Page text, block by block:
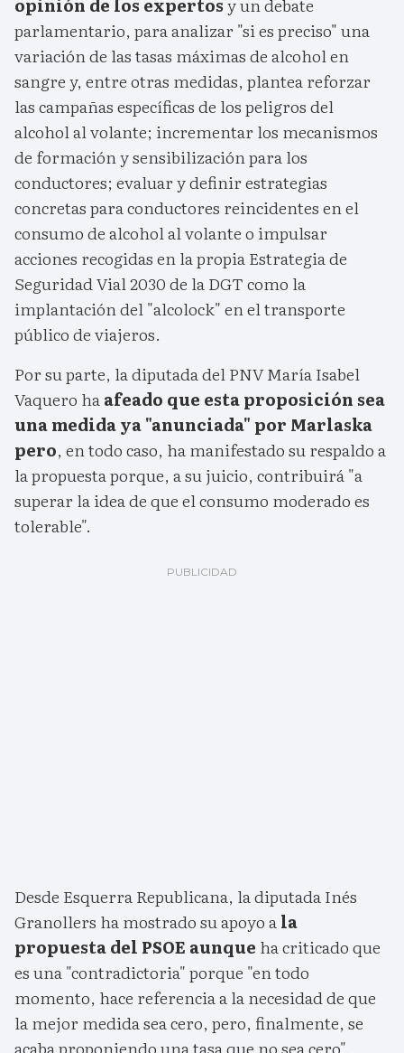
opinión de los expertosy un debate
parlamentario, para analizar "si es preciso" una
variación de las tasas máximas de alcohol en
sangre y, entre otras medidas, plantea reforzar
las campañas específicas de los peligros del
alcohol al volante; incrementar los mecanismos
de formación y sensibilización para los
conductores; evaluar y definir estrategias
concretas para conductores reincidentes en el
consumo de alcohol al volante o impulsar
acciones recogidas en la propia Estrategia de
Seguridad Vial 2030 de la DGT como la
implantación del "alcolock" en el transporte
público de viajeros.
Por su parte, la diputada del PNV María Isabel
Vaquero haafeado que esta proposición sea
una medida ya "anunciada" por Marlaska
pero, en todo caso, ha manifestado su respaldo a
la propuesta porque, a su juicio, contribuirá "a
superar la idea de que el consumo moderado es
tolerable".
Desde Esquerra Republicana, la diputada Inés
Granollers ha mostrado su apoyo ala
propuesta del PSOE aunque ha criticado que
es una "contradictoria" porque "en todo
momento, hace referencia a la necesidad de que
la mejor medida sea cero, pero, finalmente, se